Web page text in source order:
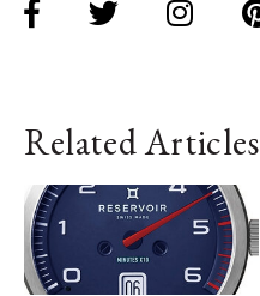
Related Articles